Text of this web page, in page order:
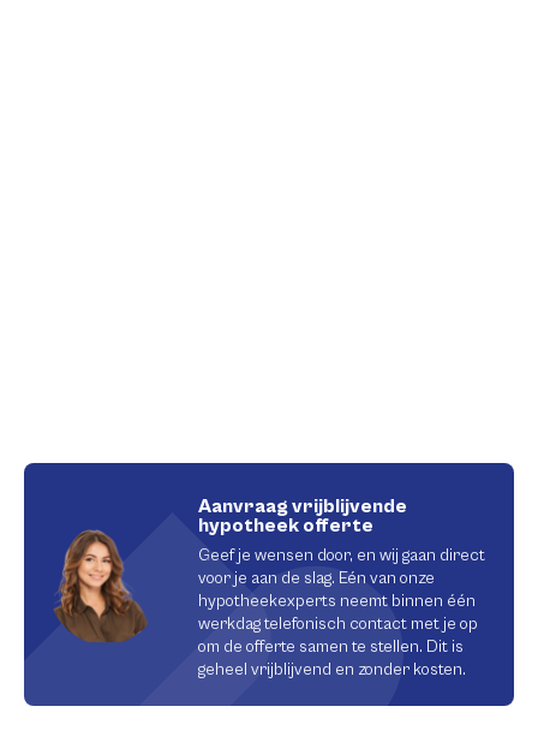
Aanvraag vrijblijvende
hypotheek offerte
Geef je wensen door, en wij gaan direct
voor je aan de slag. Eén van onze
hypotheekexperts neemt binnen één
werkdag telefonisch contact met je op
om de offerte samen te stellen. Dit is
geheel vrijblijvend en zonder kosten.